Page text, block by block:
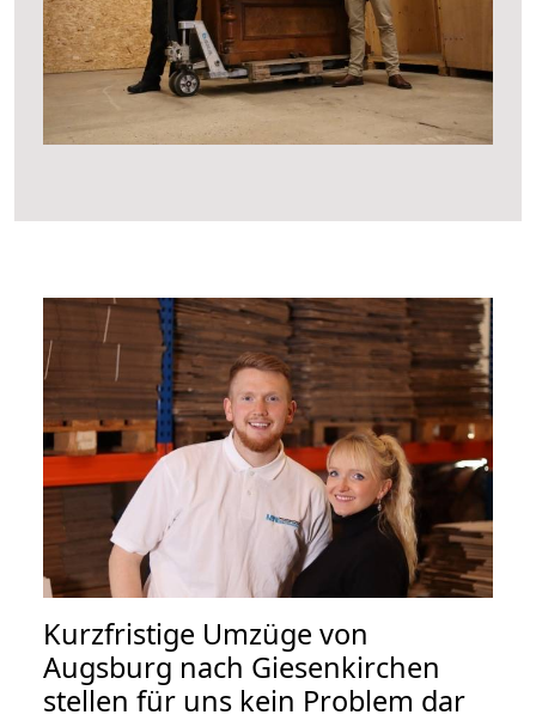
Kurzfristige Umzüge von
Augsburg nach Giesenkirchen
stellen für uns kein Problem dar